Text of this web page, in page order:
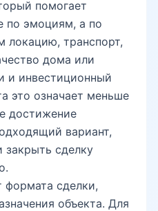
помогает
по эмоциям, а по
транспорт,
дома или
и инвестиционный
это означает меньше
достижение
вариант,
закрыть сделку
формата сделки,
объекта. Для